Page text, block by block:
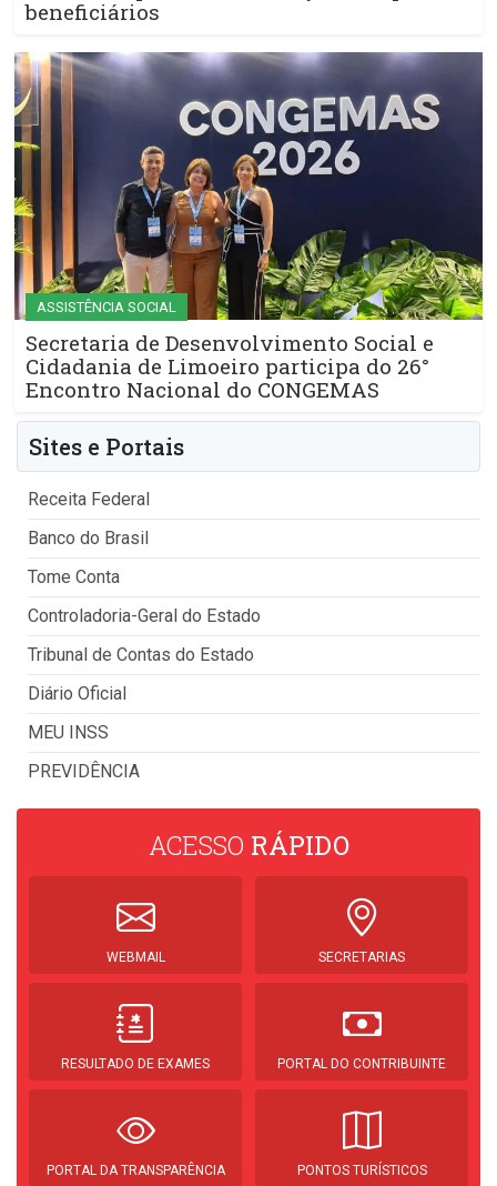
beneficiários
ASSISTÊNCIA SOCIAL
Secretaria de Desenvolvimento Social e
Cidadania de Limoeiro participa do 26°
Encontro Nacional do CONGEMAS
Sites e Portais
Receita Federal
Banco do Brasil
Tome Conta
Controladoria-Geral do Estado
Tribunal de Contas do Estado
Diário Oficial
MEU INSS
PREVIDÊNCIA
ACESSO RÁPIDO
WEBMAIL SECRETARIAS
RESULTADO DE EXAMES PORTAL DO CONTRIBUINTE
PORTAL DA TRANSPARÊNCIA PONTOS TURÍSTICOS